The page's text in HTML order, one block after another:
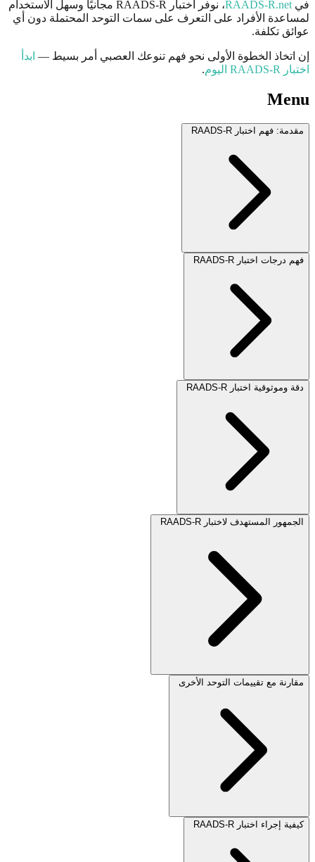
في RAADS-R.net
، نوفر اختبار RAADS-R مجانيًا وسهل الاستخدام
لمساعدة الأفراد على التعرف على سمات التوحد المحتملة دون أي
عوائق تكلفة.
إن اتخاذ الخطوة الأولى نحو فهم تنوعك العصبي أمر بسيط — ابدأ
اختبار RAADS-R اليوم
.
Menu
مقدمة: فهم اختبار RAADS-R
فهم درجات اختبار RAADS-R
دقة وموثوقية اختبار RAADS-R
الجمهور المستهدف لاختبار RAADS-R
مقارنة مع تقييمات التوحد الأخرى
كيفية إجراء اختبار RAADS-R